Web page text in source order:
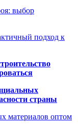
выбор
подход к
страны
материалов оптом